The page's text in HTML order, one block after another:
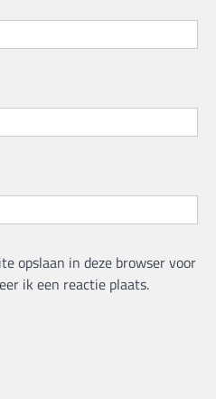
opslaan in deze browser voor
ik een reactie plaats.